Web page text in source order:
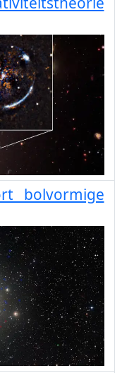
bolvormige